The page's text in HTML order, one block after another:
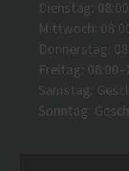
Dienstag:
Mittwoch:
Donnerstag:
Freitag:
Samstag:
Sonntag: